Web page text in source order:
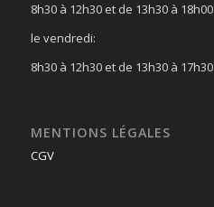
8h30 à 12h30 et de 13h30 à 18h00
le vendredi:
8h30 à 12h30 et de 13h30 à 17h30
MENTIONS LÉGALES
CGV